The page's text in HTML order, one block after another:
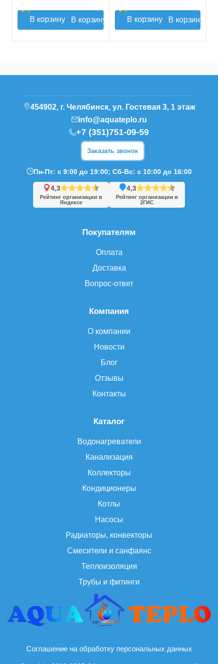
В корзину В корзину
Каталог
Водонагреватели
Канализация
Коллекторы
Кондиционеры
Котлы
Насосы
Радиаторы, конвекторы
Смесители и санфаянс
Теплоизоляция
Трубы и фитинги
Компания
О компании
Новости
Блог
Отзывы
Контакты
Покупателям
Оплата
Доставка
Вопрос-ответ
454902, г. Челябинск, ул. Гостевая 3, 1 этаж
info@aquateplo.ru
+7 (351)751-09-59
Заказать звонок
Пн-Пт: с 9:00 до 19:00; Сб-Вс: с 10:00 до 16:00
4,3
Рейтинг организации в
Яндексе
4,3
Рейтинг организации в
2ГИС
Соглашение на обработку персональных данных